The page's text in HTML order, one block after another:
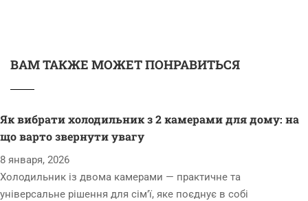
ВАМ ТАКЖЕ МОЖЕТ ПОНРАВИТЬСЯ
Як вибрати холодильник з 2 камерами для дому: на
що варто звернути увагу
8 января, 2026
Холодильник із двома камерами — практичне та
універсальне рішення для сім’ї, яке поєднує в собі